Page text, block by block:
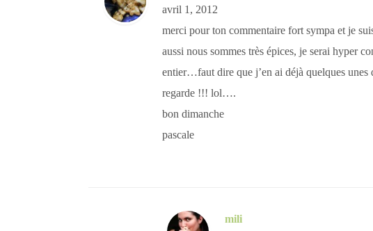
avril 1, 2012
merci pour ton commentaire fort sympa et je
aussi nous sommes très épices, je serai hyper
entier…faut dire que j’en ai déjà quelques
regarde !!! lol….
bon dimanche
pascale
mili